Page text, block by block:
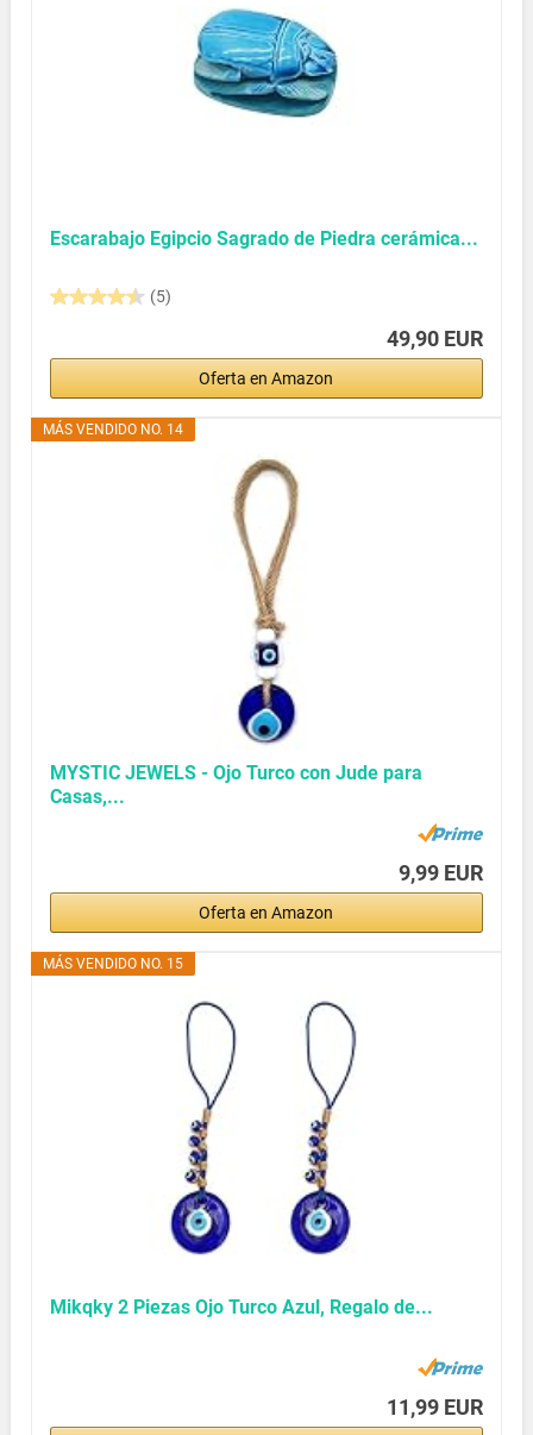
Escarabajo Egipcio Sagrado de Piedra cerámica...
(5)
49,90 EUR
Oferta en Amazon
MÁS VENDIDO NO. 14
MYSTIC JEWELS - Ojo Turco con Jude para
Casas,...
9,99 EUR
Oferta en Amazon
MÁS VENDIDO NO. 15
Mikqky 2 Piezas Ojo Turco Azul, Regalo de...
11,99 EUR